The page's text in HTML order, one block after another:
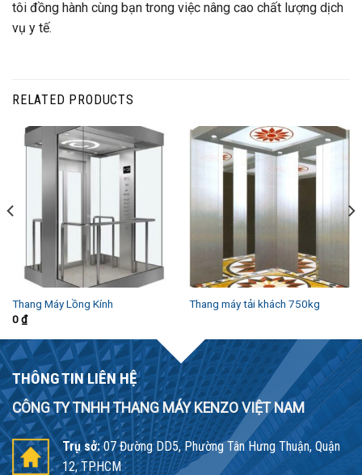
tôi đồng hành cùng bạn trong việc nâng cao chất lượng dịch
vụ y tế.
RELATED PRODUCTS
Thang Máy Lồng Kính
0₫
Thang máy tải khách 750kg
THÔNG TIN LIÊN HỆ
CÔNG TY TNHH THANG MÁY KENZO VIỆT NAM
Trụ sở:07 Đường DD5, Phường Tân Hưng Thuận, Quận
12, TP.HCM